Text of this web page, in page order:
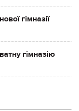
гімназії
гімназію